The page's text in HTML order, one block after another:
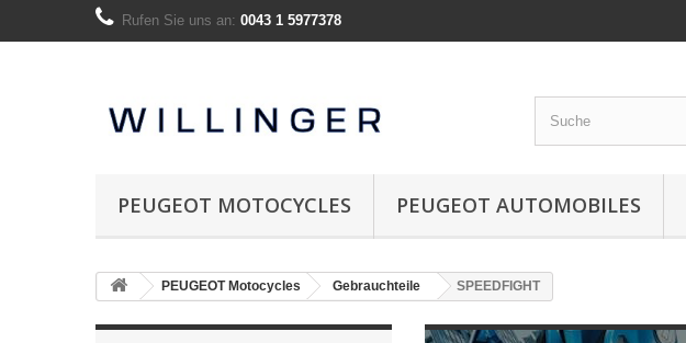
Rufen Sie uns an: 0043 1 5977378
PEUGEOT MOTOCYCLES PEUGEOT AUTOMOBILES
PEUGEOT Motocycles Gebrauchteile SPEEDFIGHT